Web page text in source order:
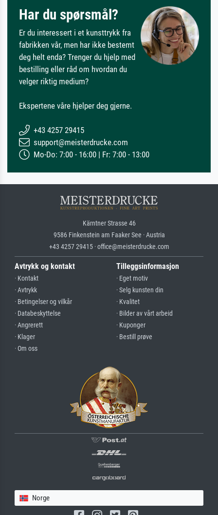
Har du spørsmål?
Er du interessert i et kunsttrykk fra
fabrikken vår, men har ikke bestemt
deg helt enda? Trenger du hjelp med
bestilling eller råd om hvordan du
velger riktig medium?
Ekspertene våre hjelper deg gjerne.
+43 4257 29415
support@meisterdrucke.com
Mo-Do: 7:00 - 16:00 | Fr: 7:00 - 13:00
Kärntner Strasse 46
9586 Finkenstein am Faaker See · Austria
+43 4257 29415 · office@meisterdrucke.com
Avtrykk og kontakt
· Kontakt
· Avtrykk
· Betingelser og vilkår
· Databeskyttelse
· Angrerett
· Klager
· Om oss
Tilleggsinformasjon
· Eget motiv
· Selg kunsten din
· Kvalitet
· Bilder av vårt arbeid
· Kuponger
· Bestill prøve
Norge